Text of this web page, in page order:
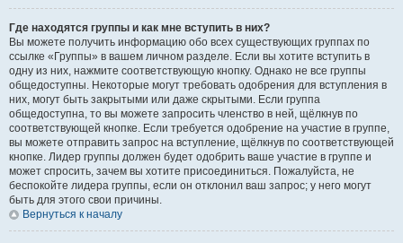
Где находятся группы и как мне вступить в них?
Вы можете получить информацию обо всех существующих группах по
ссылке «Группы» в вашем личном разделе. Если вы хотите вступить в
одну из них, нажмите соответствующую кнопку. Однако не все группы
общедоступны. Некоторые могут требовать одобрения для вступления в
них, могут быть закрытыми или даже скрытыми. Если группа
общедоступна, то вы можете запросить членство в ней, щёлкнув по
соответствующей кнопке. Если требуется одобрение на участие в группе,
вы можете отправить запрос на вступление, щёлкнув по соответствующей
кнопке. Лидер группы должен будет одобрить ваше участие в группе и
может спросить, зачем вы хотите присоединиться. Пожалуйста, не
беспокойте лидера группы, если он отклонил ваш запрос; у него могут
быть для этого свои причины.
Вернуться к началу